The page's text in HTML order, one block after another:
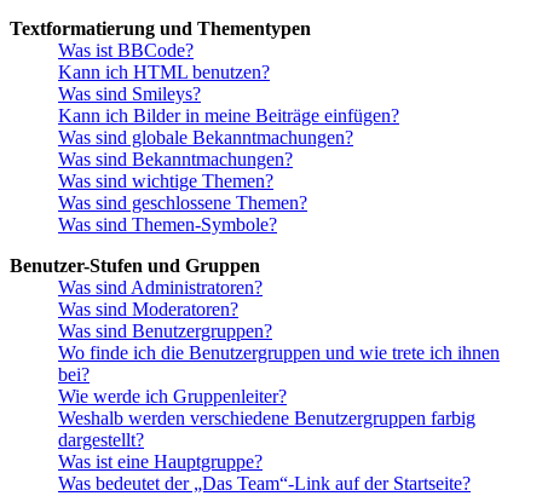
Textformatierung und Thementypen
Was ist BBCode?
Kann ich HTML benutzen?
Was sind Smileys?
Kann ich Bilder in meine Beiträge einfügen?
Was sind globale Bekanntmachungen?
Was sind Bekanntmachungen?
Was sind wichtige Themen?
Was sind geschlossene Themen?
Was sind Themen-Symbole?
Benutzer-Stufen und Gruppen
Was sind Administratoren?
Was sind Moderatoren?
Was sind Benutzergruppen?
Wo finde ich die Benutzergruppen und wie trete ich ihnen
bei?
Wie werde ich Gruppenleiter?
Weshalb werden verschiedene Benutzergruppen farbig
dargestellt?
Was ist eine Hauptgruppe?
Was bedeutet der „Das Team“-Link auf der Startseite?